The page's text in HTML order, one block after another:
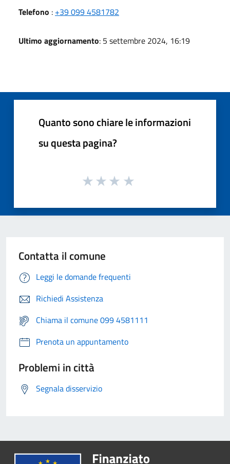
Telefono : +39 099 4581782
Ultimo aggiornamento: 5 settembre 2024, 16:19
Quanto sono chiare le informazioni
su questa pagina?
Contatta il comune
Leggi le domande frequenti
Richiedi Assistenza
Chiama il comune 099 4581111
Prenota un appuntamento
Problemi in città
Segnala disservizio